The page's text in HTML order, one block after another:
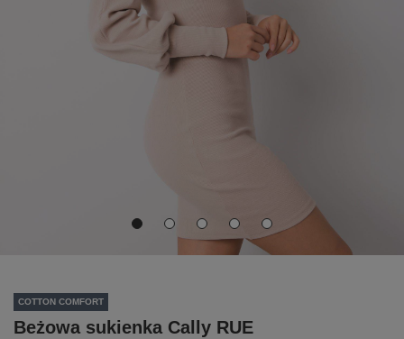
COTTON COMFORT
Beżowa sukienka Cally RUE